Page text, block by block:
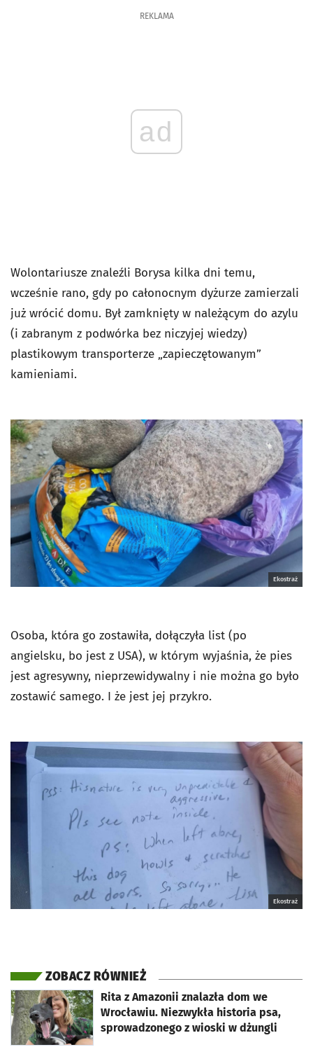
REKLAMA
ad
Wolontariusze znaleźli Borysa kilka dni temu,
wcześnie rano, gdy po całonocnym dyżurze zamierzali
już wrócić domu. Był zamknięty w należącym do azylu
(i zabranym z podwórka bez niczyjej wiedzy)
plastikowym transporterze „zapieczętowanym”
kamieniami.
Ekostraż
Osoba, która go zostawiła, dołączyła list (po
angielsku, bo jest z USA), w którym wyjaśnia, że pies
jest agresywny, nieprzewidywalny i nie można go było
zostawić samego. I że jest jej przykro.
Ekostraż
ZOBACZ RÓWNIEŻ
Rita z Amazonii znalazła dom we
Wrocławiu. Niezwykła historia psa,
sprowadzonego z wioski w dżungli
otworzy się w nowej karcie